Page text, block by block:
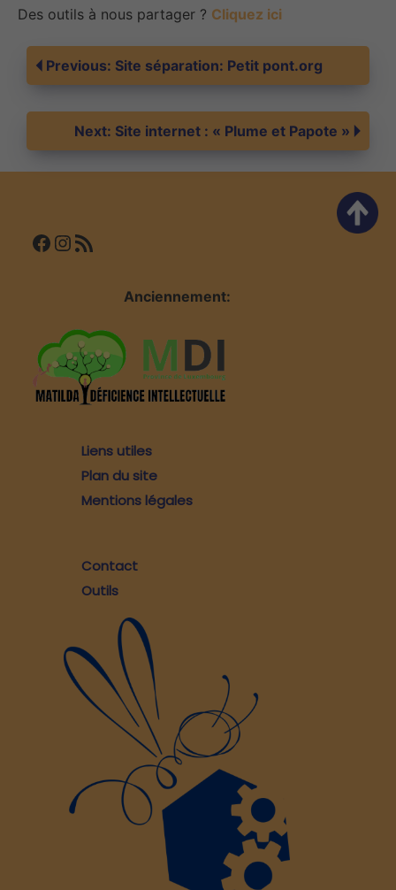
Des outils à nous partager ? Cliquez ici
Navigation
de
l’article
Previous: Site séparation: Petit pont.org
Next: Site internet : « Plume et Papote »
Facebook InstagramFlux RSS
Anciennement:
Liens utiles
Plan du site
Mentions légales
Contact
Outils